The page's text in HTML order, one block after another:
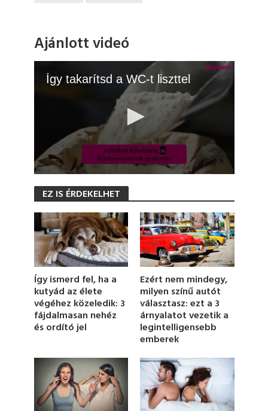
Ajánlott videó
Így takarítsd a WC-t liszttel
s
d
s
o
f
1
m
i
n
u
t
e
4
o
n
EZ IS ÉRDEKELHET
Így ismerd fel, ha a
kutyád az élete
végéhez közeledik: 3
fájdalmasan nehéz
és ordító jel
Ezért nem mindegy,
milyen színű autót
választasz: ezt a 3
árnyalatot vezetik a
legintelligensebb
emberek